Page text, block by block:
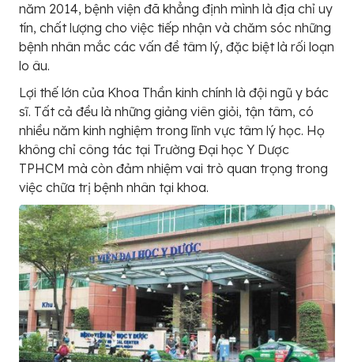
năm 2014, bệnh viện đã khẳng định mình là địa chỉ uy
tín, chất lượng cho việc tiếp nhận và chăm sóc những
bệnh nhân mắc các vấn đề tâm lý, đặc biệt là rối loạn
lo âu.
Lợi thế lớn của Khoa Thần kinh chính là đội ngũ y bác
sĩ. Tất cả đều là những giảng viên giỏi, tận tâm, có
nhiều năm kinh nghiệm trong lĩnh vực tâm lý học. Họ
không chỉ công tác tại Trường Đại học Y Dược
TPHCM mà còn đảm nhiệm vai trò quan trọng trong
việc chữa trị bệnh nhân tại khoa.